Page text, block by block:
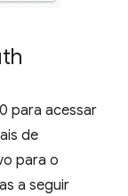
para acessar
de
para o
a seguir